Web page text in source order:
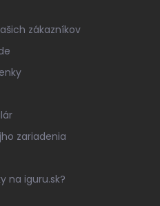
zákazníkov
zariadenia
na iguru.sk?